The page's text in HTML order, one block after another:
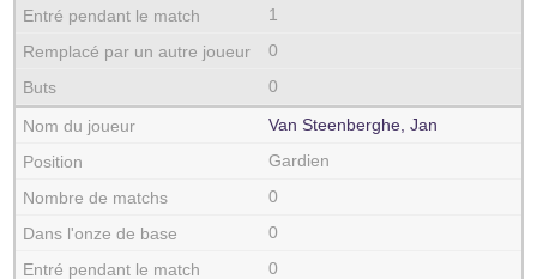
1
0
0
Van Steenberghe, Jan
Gardien
0
0
0